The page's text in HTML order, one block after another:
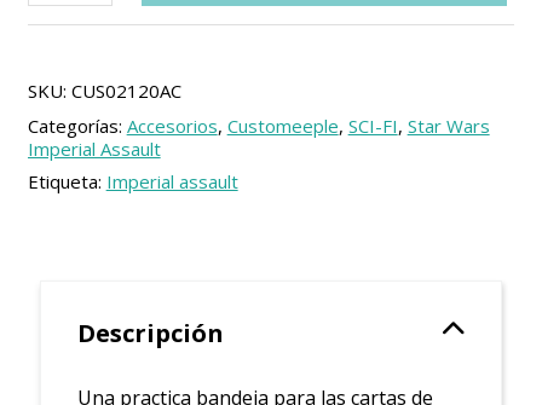
personaje
Assault
SKU: CUS02120AC
Categorías: Accesorios, Customeeple, SCI-FI, Star Wars
Imperial Assault
Etiqueta: Imperial assault
Descripción
Una practica bandeja para las cartas de